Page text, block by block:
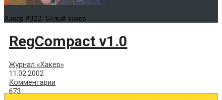
Хакер #322. Белый хакер
RegCompact v1.0
Журнал «Хакер»
11.02.2002
Комментарии
673